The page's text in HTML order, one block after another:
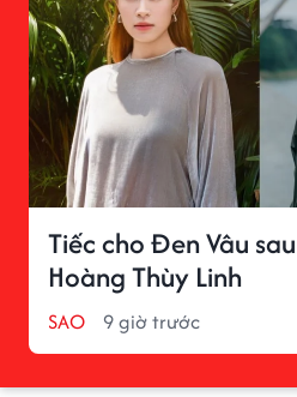
Tiếc cho Đen Vâu
Hoàng Thùy Linh
SAO 9 giờ trước